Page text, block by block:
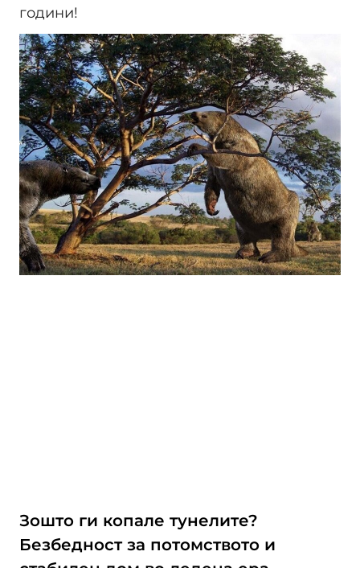
години!
Зошто ги копале тунелите?
Безбедност за потомството и